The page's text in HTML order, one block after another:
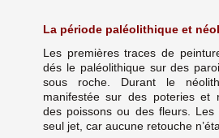
La période paléolithique et
Les premières traces de
dés le paléolithique sur des
sous roche. Durant le
manifestée sur des poteries et
des poissons ou des fleurs. Les
seul jet, car aucune retouche